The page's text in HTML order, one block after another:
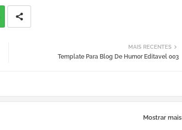
MAIS RECENTES
Template Para Blog De Humor Editavel 003
Mostrar mais